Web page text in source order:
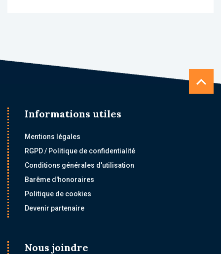
Informations utiles
Mentions légales
RGPD / Politique de confidentialité
Conditions générales d'utilisation
Barême d'honoraires
Politique de cookies
Devenir partenaire
Nous joindre